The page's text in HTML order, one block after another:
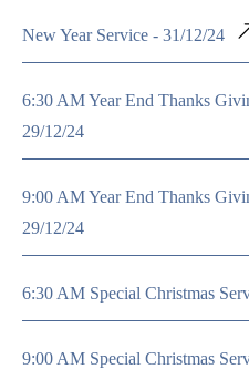
New Year Service - 31/12/24
6:30 AM Year End Thanks
29/12/24
9:00 AM Year End Thanks
29/12/24
6:30 AM Special Christmas
9:00 AM Special Christmas